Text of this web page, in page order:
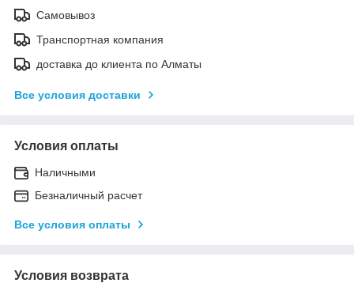
Самовывоз
Транспортная компания
доставка до клиента по Алматы
Все условия доставки
Условия оплаты
Наличными
Безналичный расчет
Все условия оплаты
Условия возврата